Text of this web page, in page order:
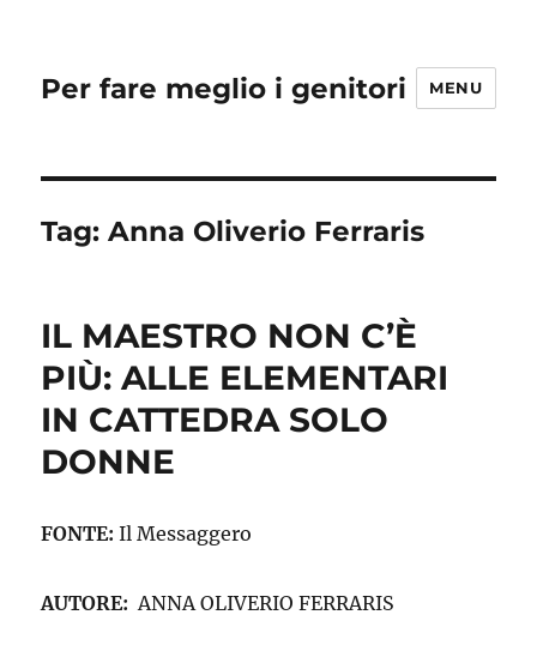
Per fare meglio i genitori MENU
Tag:Anna Oliverio Ferraris
IL MAESTRO NON C’È
PIÙ: ALLE ELEMENTARI
IN CATTEDRA SOLO
DONNE
FONTE: Il Messaggero
AUTORE: ANNA OLIVERIO FERRARIS